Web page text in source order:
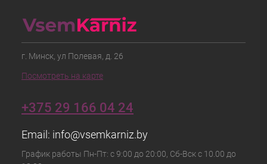
г. Минск, ул Полевая, д. 26
Посмотреть на карте
+375 29 166 04 24
Email: info@vsemkarniz.by
График работы Пн-Пт: с 9:00 до 20:00, Сб-Вск с 10.00 до